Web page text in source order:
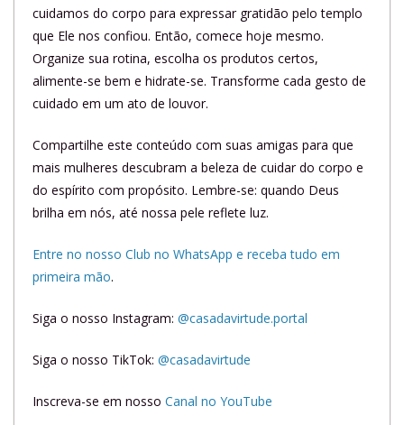
cuidamos do corpo para expressar gratidão pelo templo
que Ele nos confiou. Então, comece hoje mesmo.
Organize sua rotina, escolha os produtos certos,
alimente-se bem e hidrate-se. Transforme cada gesto de
cuidado em um ato de louvor.
Compartilhe este conteúdo com suas amigas para que
mais mulheres descubram a beleza de cuidar do corpo e
do espírito com propósito. Lembre-se: quando Deus
brilha em nós, até nossa pele reflete luz.
Entre no nosso Club no WhatsApp e receba tudo em
primeira mão.
Siga o nosso Instagram: @casadavirtude.portal
Siga o nosso TikTok: @casadavirtude
Inscreva-se em nosso Canal no YouTube